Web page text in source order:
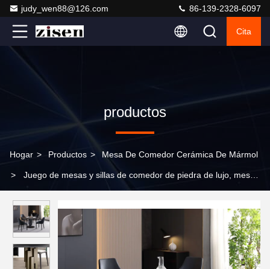
judy_wen88@126.com 86-139-2328-6097
Cita
productos
Hogar > Productos > Mesa De Comedor Cerámica De Mármol
> Juego de mesas y sillas de comedor de piedra de lujo, mesa
apartamento, moderna y sencilla